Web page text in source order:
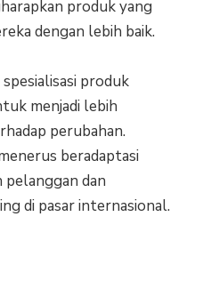
produk yang
dengan lebih baik.
produk
menjadi lebih
perubahan.
beradaptasi
dan
di pasar internasional.